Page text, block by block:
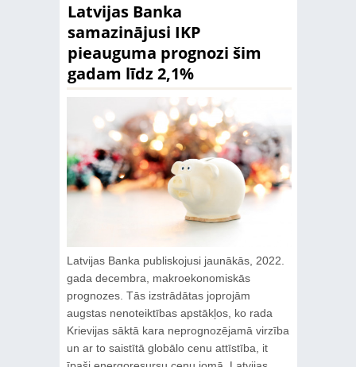
Latvijas Banka
samazinājusi IKP
pieauguma prognozi šim
gadam līdz 2,1%
Latvijas Banka publiskojusi jaunākās, 2022.
gada decembra, makroekonomiskās
prognozes. Tās izstrādātas joprojām
augstas nenoteiktības apstākļos, ko rada
Krievijas sāktā kara neprognozējamā virzība
un ar to saistītā globālo cenu attīstība, it